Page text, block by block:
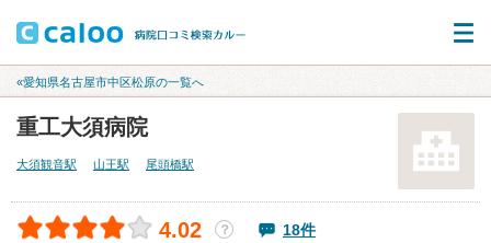
«愛知県名古屋市中区松原の一覧へ
重工大須病院
大須観音駅 山王駅 尾頭橋駅
4.02 ？ 18件